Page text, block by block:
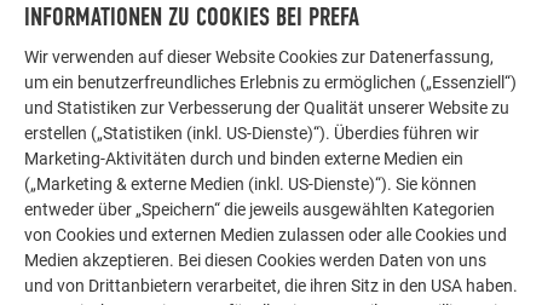
LASSEN SIE SICH INSPIRIEREN
WEITERE OBJEKTE
Die PREFA Referenzgalerie zeigt, wie vielseitig
Aluminium eingesetzt werden kann. Entdecken Sie
weitere beeindruckende Projekte mit den langlebigen
PREFA Aluminiumlösungen für Dach, Solar und
INFORMATIONEN ZU COOKIES BEI PREFA
Wir verwenden auf dieser Website Cookies zur Datenerfassung,
um ein benutzerfreundliches Erlebnis zu ermöglichen („Essenziell“)
und Statistiken zur Verbesserung der Qualität unserer Website zu
erstellen („Statistiken (inkl. US-Dienste)“). Überdies führen wir
Marketing-Aktivitäten durch und binden externe Medien ein
(„Marketing & externe Medien (inkl. US-Dienste)“). Sie können
entweder über „Speichern“ die jeweils ausgewählten Kategorien
von Cookies und externen Medien zulassen oder alle Cookies und
Medien akzeptieren. Bei diesen Cookies werden Daten von uns
und von Drittanbietern verarbeitet, die ihren Sitz in den USA haben.